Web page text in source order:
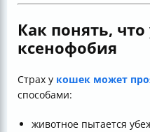
Как понять,
ксенофобия
Страх у кошек может
способами:
животное пытается